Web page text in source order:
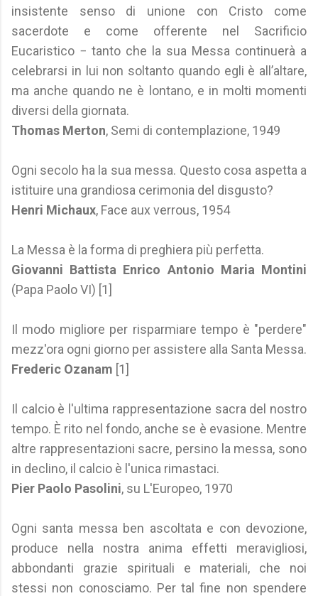
insistente senso di unione con Cristo come
sacerdote e come offerente nel Sacrificio
Eucaristico − tanto che la sua Messa continuerà a
celebrarsi in lui non soltanto quando egli è all’altare,
ma anche quando ne è lontano, e in molti momenti
diversi della giornata.
Thomas Merton, Semi di contemplazione, 1949
Ogni secolo ha la sua messa. Questo cosa aspetta a
istituire una grandiosa cerimonia del disgusto?
Henri Michaux, Face aux verrous, 1954
La Messa è la forma di preghiera più perfetta.
Giovanni Battista Enrico Antonio Maria Montini
(Papa Paolo VI) [1]
Il modo migliore per risparmiare tempo è "perdere"
mezz'ora ogni giorno per assistere alla Santa Messa.
Frederic Ozanam [1]
Il calcio è l'ultima rappresentazione sacra del nostro
tempo. È rito nel fondo, anche se è evasione. Mentre
altre rappresentazioni sacre, persino la messa, sono
in declino, il calcio è l'unica rimastaci.
Pier Paolo Pasolini, su L'Europeo, 1970
Ogni santa messa ben ascoltata e con devozione,
produce nella nostra anima effetti meravigliosi,
abbondanti grazie spirituali e materiali, che noi
stessi non conosciamo. Per tal fine non spendere